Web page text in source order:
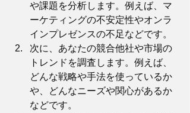
や課題を分析します。例えば、マ
ーケティングの不安定性やオンラ
インプレゼンスの不足などです。
次に、あなたの競合他社や市場の
トレンドを調査します。例えば、
どんな戦略や手法を使っているか
や、どんなニーズや関心があるか
などです。